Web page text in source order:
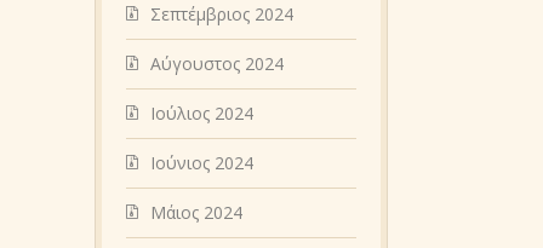
Σεπτέμβριος 2024
Αύγουστος 2024
Ιούλιος 2024
Ιούνιος 2024
Μάιος 2024